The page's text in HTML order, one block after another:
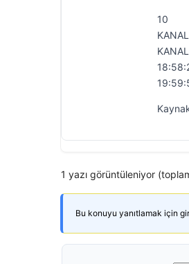
10
1 yazı görüntüleniyor
Bu konuyu yanıtlamak için